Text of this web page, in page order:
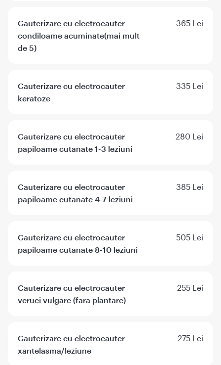
Cauterizare cu electrocauter
condiloame acuminate(mai mult
de 5)
365 Lei
Cauterizare cu electrocauter
keratoze
335 Lei
Cauterizare cu electrocauter
papiloame cutanate 1-3 leziuni
280 Lei
Cauterizare cu electrocauter
papiloame cutanate 4-7 leziuni
385 Lei
Cauterizare cu electrocauter
papiloame cutanate 8-10 leziuni
505 Lei
Cauterizare cu electrocauter
veruci vulgare (fara plantare)
255 Lei
Cauterizare cu electrocauter
xantelasma/leziune
275 Lei